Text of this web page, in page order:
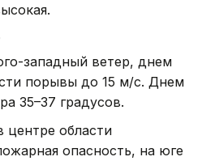
западный ветер, днем
порывы до 15 м/с. Днем
35–37 градусов.
центре области
опасность, на юге